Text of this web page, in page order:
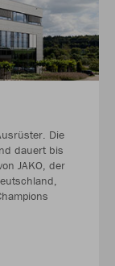
Die
dauert bis
JAKO, der